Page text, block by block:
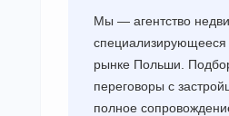
Мы — агентство
рынке Польши.
переговоры с
полное